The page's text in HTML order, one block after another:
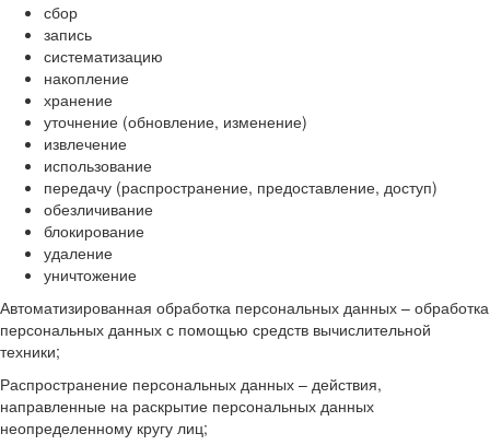
сбор
запись
систематизацию
накопление
хранение
уточнение (обновление, изменение)
извлечение
использование
передачу (распространение, предоставление, доступ)
обезличивание
блокирование
удаление
уничтожение
Автоматизированная обработка персональных данных – обработка
персональных данных с помощью средств вычислительной
техники;
Распространение персональных данных – действия,
направленные на раскрытие персональных данных
неопределенному кругу лиц;